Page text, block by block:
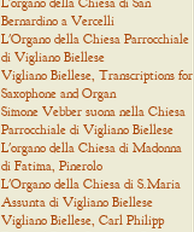
Bernardino a Vercelli
L'Organo della Chiesa Parrocchiale
di Vigliano Biellese
Vigliano Biellese, Transcriptions for
Saxophone and Organ
Simone Vebber suona nella Chiesa
Parrocchiale di Vigliano Biellese
L'organo della Chiesa di Madonna
di Fatima, Pinerolo
L'Organo della Chiesa di S.Maria
Assunta di Vigliano Biellese
Vigliano Biellese, Carl Philipp